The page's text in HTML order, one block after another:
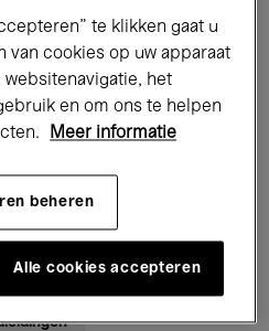
Films
Lezingen & Debatten
Global Music
Kids’ Palace
te klikken gaat u
van cookies op uw apparaat
het
en om ons te helpen
Meer informatie
beheren
Alle cookies accepteren